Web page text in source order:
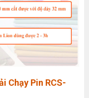
Chạy Pin RCS-